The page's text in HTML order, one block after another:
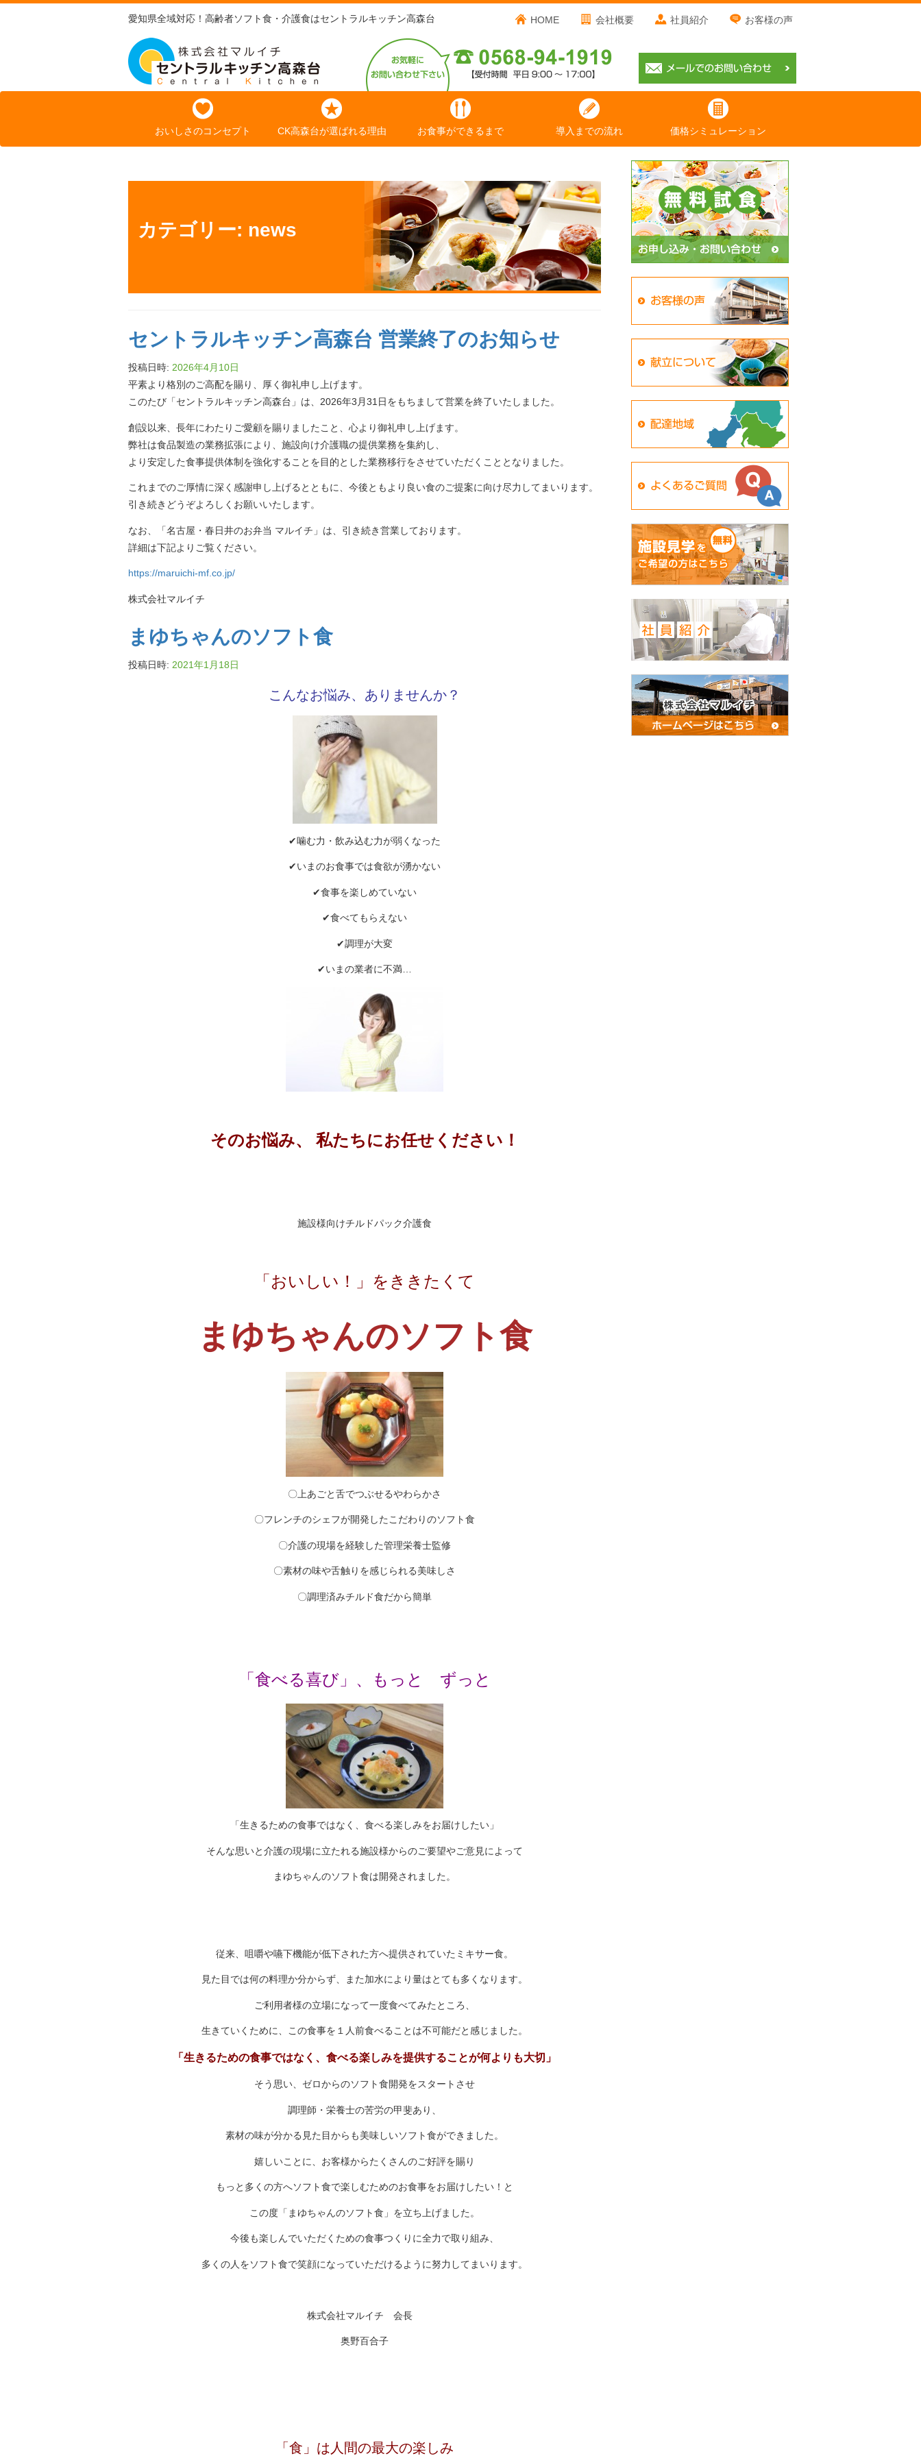
愛知県全域対応！高齢者ソフト食・介護食はセントラルキッチン高森台 HOME 会社概要 社員紹介 お客様の声
ン
へ
おいしさのコンセプト CK高森台が選ばれる理由 お食事ができるまで 導入までの流れ 価格シミュレーション
カテゴリー: news
セントラルキッチン高森台 営業終了のお知らせ
投稿日時: 2026年4月10日
平素より格別のご高配を賜り、厚く御礼申し上げます。
このたび「セントラルキッチン高森台」は、2026年3月31日をもちまして営業を終了いたしました。
創設以来、長年にわたりご愛顧を賜りましたこと、心より御礼申し上げます。
弊社は食品製造の業務拡張により、施設向け介護職の提供業務を集約し、
より安定した食事提供体制を強化することを目的とした業務移行をさせていただくこととなりました。
これまでのご厚情に深く感謝申し上げるとともに、今後ともより良い食のご提案に向け尽力してまいります。
引き続きどうぞよろしくお願いいたします。
なお、「名古屋・春日井のお弁当 マルイチ」は、引き続き営業しております。
詳細は下記よりご覧ください。
https://maruichi-mf.co.jp/
株式会社マルイチ
まゆちゃんのソフト食
投稿日時: 2021年1月18日
こんなお悩み、ありませんか？
✔噛む力・飲み込む力が弱くなった
✔いまのお食事では食欲が湧かない
✔食事を楽しめていない
✔食べてもらえない
✔調理が大変
✔いまの業者に不満…
そのお悩み、 私たちにお任せください！
施設様向けチルドパック介護食
「おいしい！」をききたくて
まゆちゃんのソフト食
〇上あごと舌でつぶせるやわらかさ
〇フレンチのシェフが開発したこだわりのソフト食
〇介護の現場を経験した管理栄養士監修
〇素材の味や舌触りを感じられる美味しさ
〇調理済みチルド食だから簡単
「食べる喜び」、もっと ずっと
「生きるための食事ではなく、食べる楽しみをお届けしたい」
そんな思いと介護の現場に立たれる施設様からのご要望やご意見によって
まゆちゃんのソフト食は開発されました。
従来、咀嚼や嚥下機能が低下された方へ提供されていたミキサー食。
見た目では何の料理か分からず、また加水により量はとても多くなります。
ご利用者様の立場になって一度食べてみたところ、
生きていくために、この食事を１人前食べることは不可能だと感じました。
「生きるための食事ではなく、食べる楽しみを提供することが何よりも大切」
そう思い、ゼロからのソフト食開発をスタートさせ
調理師・栄養士の苦労の甲斐あり、
素材の味が分かる見た目からも美味しいソフト食ができました。
嬉しいことに、お客様からたくさんのご好評を賜り
もっと多くの方へソフト食で楽しむためのお食事をお届けしたい！と
この度「まゆちゃんのソフト食」を立ち上げました。
今後も楽しんでいただくための食事つくりに全力で取り組み、
多くの人をソフト食で笑顔になっていただけるように努力してまいります。
株式会社マルイチ 会長
奥野百合子
「食」は人間の最大の楽しみ